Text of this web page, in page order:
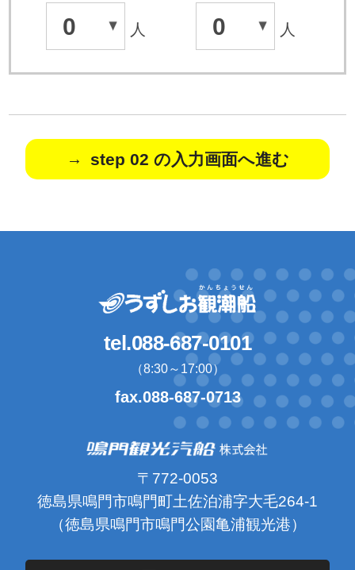
0 人 0 人
step 02 の入力画面へ進む
tel.088-687-0101
（8:30～17:00）
fax.088-687-0713
〒772-0053
徳島県鳴門市鳴門町土佐泊浦字大毛264-1
（徳島県鳴門市鳴門公園亀浦観光港）